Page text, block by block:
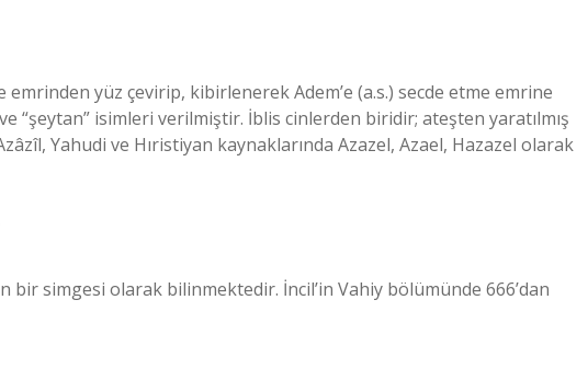
emrinden yüz çevirip, kibirlenerek Adem’e (a.s.) secde etme emrine
“şeytan” isimleri verilmiştir. İblis cinlerden biridir; ateşten yaratılmış
Yahudi ve Hıristiyan kaynaklarında Azazel, Azael, Hazazel olarak
bir simgesi olarak bilinmektedir. İncil’in Vahiy bölümünde 666’dan